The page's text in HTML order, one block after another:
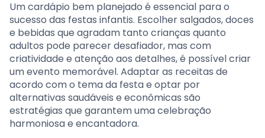
Um cardápio bem planejado é essencial para o
sucesso das festas infantis. Escolher salgados, doces
e bebidas que agradam tanto crianças quanto
adultos pode parecer desafiador, mas com
criatividade e atenção aos detalhes, é possível criar
um evento memorável. Adaptar as receitas de
acordo com o tema da festa e optar por
alternativas saudáveis e econômicas são
estratégias que garantem uma celebração
harmoniosa e encantadora.